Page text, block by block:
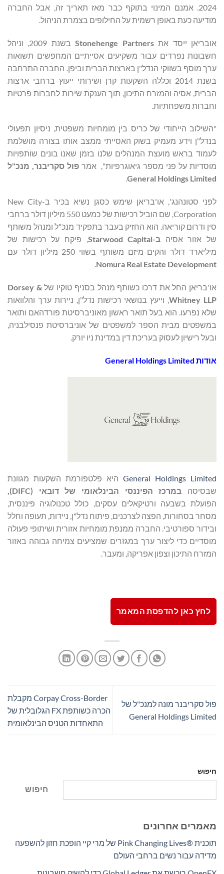
2024. אמנם המינוי בתוקף כבר מאז תאריך זה, אבל החברה
מודיעה כעת באופן רשמית על החילופים בצמרת הניהול.
אובריאן ייסד אתStonehenge Partners
בשנת 2009, וניהל
חשבונות נפרדים עבור משקיעים אסייתיים המחפשים תשואות
ערך מוסף בשווקי הנדל"ן בארצות הברית וביפן. החברה התרחבה
בשנת 2014 וכללה השקעות קרן ושירותי ייעוץ ברחבי ארצות
הברית, אסיה והמזרח התיכון, תוך הענקת שירות לחברות פרטיות
וחברות משפחתיות.
"השילוב הייחודי של כריס בין מומחיות משפטית, ניסיון תפעולי
בנדל"ן וידע מעמיק בשוק האסייתי ממצב אותו בצורה מושלמת
לעמוד בראש מועצת המנהלים שלנו בזמן שאנו בונים שותפויות
מוסדיות על פני מספר גיאוגרפיות", אמרפול סקריבנר, מנכ"ל
General Holdings Limited
.
לפני סטונהנג', או'בריאן שימש כסגן נשיא בכיר ב-New City
Corporation, שם הוביל רכישות של כמעט 550 מיליון דולר ברחבי
סין ודרום קוריאה. הוא החזיק בעבר בתפקיד מנכ"ל ומנהל משותף
של אזור אסיה ב-Starwood Capital
, פיקח על רכישות של
מיליארד דולר והקים מיזם משותף בשווי 250 מיליון דולר עם
Nomura Real Estate Development
.
או'בריאן החל את דרכו כשותף מנהל בסניף טוקיו של Dorsey &
Whitney LLP, וייעץ בנושאי רכישות נדל"ן, ניירות ערך והלוואות
שלא נפרעו. הוא בעל תואר ראשון מאוניברסיטת פורדהאם ותואר
במשפטים מבית הספר למשפטים של אוניברסיטת פנסילבניה,
ובעל רישיון לעסוק בעריכת דין במדינת ניו יורק.
אודות General Holdings Limited
General Holdings Limited היא פלטפורמת השקעות מגוונת
שבסיסה במרכז הפיננסי
הבינלאומי של דובאי (DIFC),
הפועלת בשבעה ורטיקאלים עסקים, כולל טכנולוגיה פיננסית,
מסחר בסחורות, הפצה לצרכנים, פיתוח נדל"ן, ניידות, תעופה וחלל
ובידור ספורטיבי. החברה ממנפת מומחיות אזורית ושיתופי פעולה
מוסדיים כדי ליצור ערך במגזרים שמציעים צמיחה גבוהה באזור
המזרח התיכון וצפון אפריקה, ומעבר.
לחץ כאן להדפסת המאמר
פול סקריבנר מונה למנכ"ל של
General Holdings Limited
Corpay Cross-Border מקבלת
הכרה כשותפת FX הגלובלית של
התאחדות הטניס הבינלאומית
חיפוש
חיפוש
מאמרים אחרונים
תוכנית Pink Changing Lives®‎ של מרי קיי הופכת חזון להשפעה
מדידה עבור נשים ברחבי העולם